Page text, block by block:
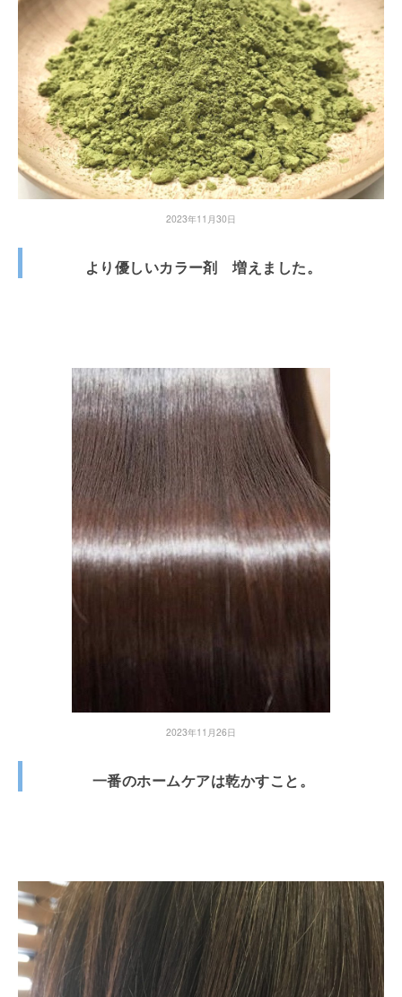
2023年11月30日
より優しいカラー剤 増えました。
2023年11月26日
一番のホームケアは乾かすこと。